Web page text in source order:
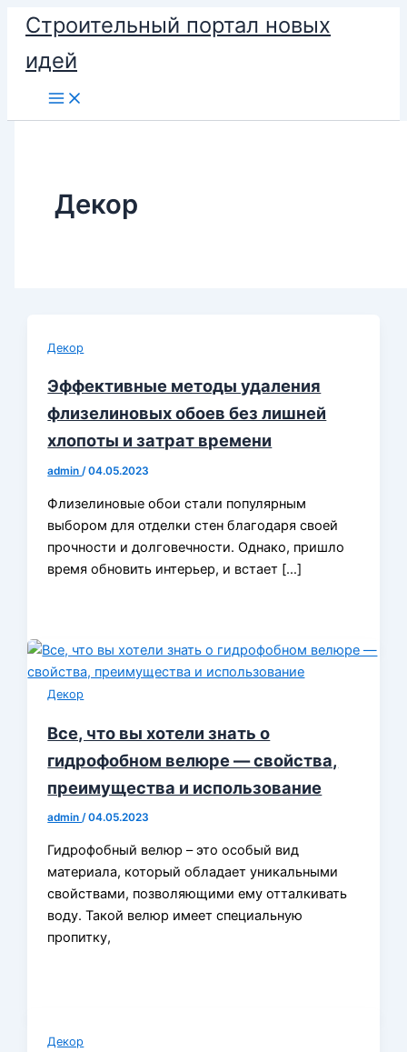
Перейти
содержимому
Строительный портал новых
идей
Декор
Декор
Эффективные методы удаления
флизелиновых обоев без лишней
хлопоты и затрат времени
admin/04.05.2023
Флизелиновые обои стали популярным
выбором для отделки стен благодаря своей
прочности и долговечности. Однако, пришло
время обновить интерьер, и встает […]
Декор
Все, что вы хотели знать о
гидрофобном велюре — свойства,
преимущества и использование
admin/04.05.2023
Гидрофобный велюр – это особый вид
материала, который обладает уникальными
свойствами, позволяющими ему отталкивать
воду. Такой велюр имеет специальную
пропитку,
Декор